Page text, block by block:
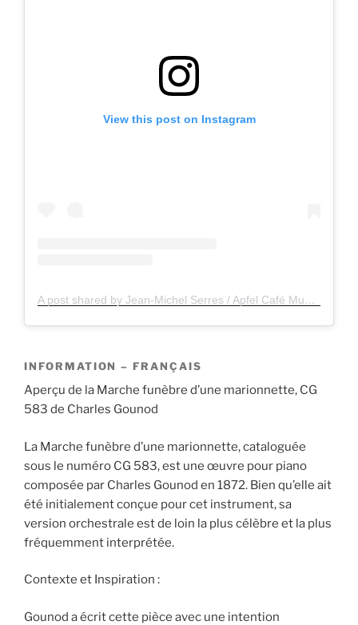
View this post on Instagram
A post shared by Jean-Michel Serres / Apfel Café Music / Apfelsaft Cinéma Music (@jeanmichelserres.apfel)
INFORMATION – FRANÇAIS
Aperçu de la Marche funèbre d’une marionnette, CG
583 de Charles Gounod
La Marche funèbre d’une marionnette, cataloguée
sous le numéro CG 583, est une œuvre pour piano
composée par Charles Gounod en 1872. Bien qu’elle ait
été initialement conçue pour cet instrument, sa
version orchestrale est de loin la plus célèbre et la plus
fréquemment interprétée.
Contexte et Inspiration :
Gounod a écrit cette pièce avec une intention